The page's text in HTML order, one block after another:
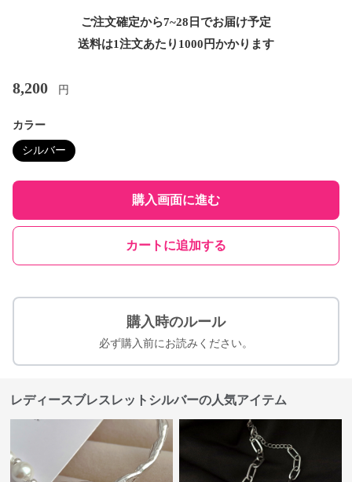
ご注文確定から7~28日でお届け予定
送料は1注文あたり 1000 円かかります
8,200 円
カラー
シルバー
購入画面に進む
カートに追加する
購入時のルール
必ず購入前にお読みください。
レディースブレスレットシルバーの人気アイテム